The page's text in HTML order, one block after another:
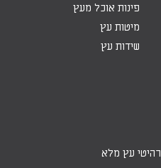
פינות אוכל מעץ
מיטות עץ
שידות עץ
רהיטי עץ מלא